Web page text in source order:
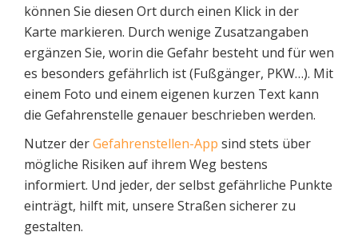
können Sie diesen Ort durch einen Klick in der
Karte markieren. Durch wenige Zusatzangaben
ergänzen Sie, worin die Gefahr besteht und für wen
es besonders gefährlich ist (Fußgänger, PKW…). Mit
einem Foto und einem eigenen kurzen Text kann
die Gefahrenstelle genauer beschrieben werden.
Nutzer derGefahrenstellen-App sind stets über
mögliche Risiken auf ihrem Weg bestens
informiert. Und jeder, der selbst gefährliche Punkte
einträgt, hilft mit, unsere Straßen sicherer zu
gestalten.